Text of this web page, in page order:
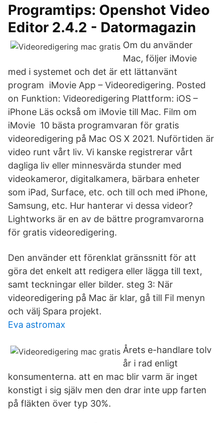
Programtips: Openshot Video
Editor 2.4.2 - Datormagazin
Om du använder
Mac, följer iMovie
med i systemet och det är ett lättanvänt
program iMovie App – Videoredigering. Posted
on Funktion: Videoredigering Plattform: iOS –
iPhone Läs också om iMovie till Mac. Film om
iMovie 10 bästa programvaran för gratis
videoredigering på Mac OS X 2021. Nuförtiden är
video runt vårt liv. Vi kanske registrerar vårt
dagliga liv eller minnesvärda stunder med
videokameror, digitalkamera, bärbara enheter
som iPad, Surface, etc. och till och med iPhone,
Samsung, etc. Hur hanterar vi dessa videor?
Lightworks är en av de bättre programvarorna
för gratis videoredigering.
Den använder ett förenklat gränssnitt för att
göra det enkelt att redigera eller lägga till text,
samt teckningar eller bilder. steg 3: När
videoredigering på Mac är klar, gå till Fil menyn
och välj Spara projekt.
Eva astromax
Årets e-handlare tolv
år i rad enligt
konsumenterna. att en mac blir varm är inget
konstigt i sig själv men den drar inte upp farten
på fläkten över typ 30%.